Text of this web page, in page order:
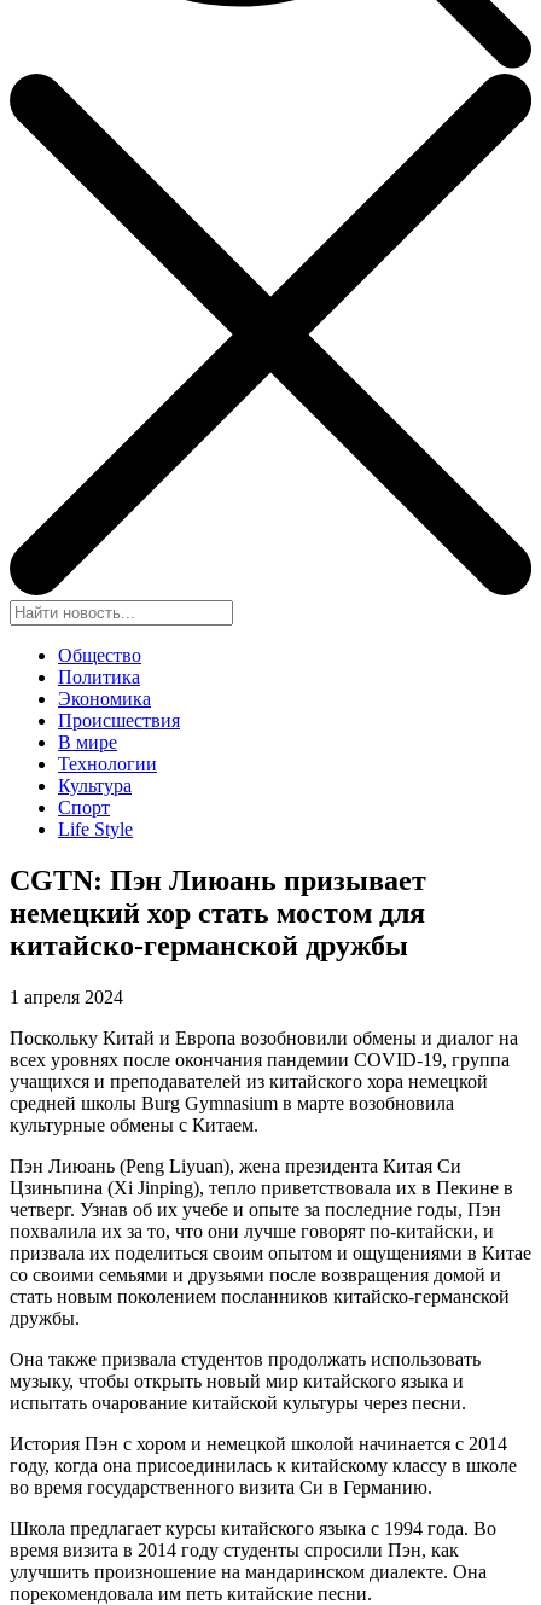
Общество
Политика
Экономика
Происшествия
В мире
Технологии
Культура
Спорт
Life Style
CGTN: Пэн Лиюань призывает
немецкий хор стать мостом для
китайско-германской дружбы
1 апреля 2024
Поскольку Китай и Европа возобновили обмены и диалог на
всех уровнях после окончания пандемии COVID-19, группа
учащихся и преподавателей из китайского хора немецкой
средней школы Burg Gymnasium в марте возобновила
культурные обмены с Китаем.
Пэн Лиюань (Peng Liyuan), жена президента Китая Си
Цзиньпина (Xi Jinping), тепло приветствовала их в Пекине в
четверг. Узнав об их учебе и опыте за последние годы, Пэн
похвалила их за то, что они лучше говорят по-китайски, и
призвала их поделиться своим опытом и ощущениями в Китае
со своими семьями и друзьями после возвращения домой и
стать новым поколением посланников китайско-германской
дружбы.
Она также призвала студентов продолжать использовать
музыку, чтобы открыть новый мир китайского языка и
испытать очарование китайской культуры через песни.
История Пэн с хором и немецкой школой начинается с 2014
году, когда она присоединилась к китайскому классу в школе
во время государственного визита Си в Германию.
Школа предлагает курсы китайского языка с 1994 года. Во
время визита в 2014 году студенты спросили Пэн, как
улучшить произношение на мандаринском диалекте. Она
порекомендовала им петь китайские песни.